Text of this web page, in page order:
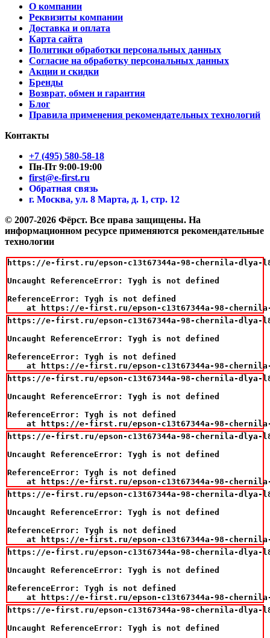
О компании
Реквизиты компании
Доставка и оплата
Карта сайта
Политики обработки персональных данных
Согласие на обработку персональных данных
Акции и скидки
Бренды
Возврат, обмен и гарантия
Блог
Правила применения рекомендательных технологий
Контакты
+7 (495) 580-58-18
Пн-Пт 9:00-19:00
first@e-first.ru
Обратная связь
г. Москва, ул. 8 Марта, д. 1, стр. 12
© 2007-2026 Фёрст. Все права защищены. На
информационном ресурсе применяются рекомендательные
технологии
https://e-first.ru/epson-c13t67344a-98-chernila-dlya-
Uncaught ReferenceError: Tygh is not defined
ReferenceError: Tygh is not defined
at https://e-first.ru/epson-c13t67344a-98-
https://e-first.ru/epson-c13t67344a-98-chernila-dlya-
Uncaught ReferenceError: Tygh is not defined
ReferenceError: Tygh is not defined
at https://e-first.ru/epson-c13t67344a-98-
https://e-first.ru/epson-c13t67344a-98-chernila-dlya-
Uncaught ReferenceError: Tygh is not defined
ReferenceError: Tygh is not defined
at https://e-first.ru/epson-c13t67344a-98-
https://e-first.ru/epson-c13t67344a-98-chernila-dlya-
Uncaught ReferenceError: Tygh is not defined
ReferenceError: Tygh is not defined
at https://e-first.ru/epson-c13t67344a-98-
https://e-first.ru/epson-c13t67344a-98-chernila-dlya-
Uncaught ReferenceError: Tygh is not defined
ReferenceError: Tygh is not defined
at https://e-first.ru/epson-c13t67344a-98-
https://e-first.ru/epson-c13t67344a-98-chernila-dlya-
Uncaught ReferenceError: Tygh is not defined
ReferenceError: Tygh is not defined
at https://e-first.ru/epson-c13t67344a-98-
https://e-first.ru/epson-c13t67344a-98-chernila-dlya-
Uncaught ReferenceError: Tygh is not defined